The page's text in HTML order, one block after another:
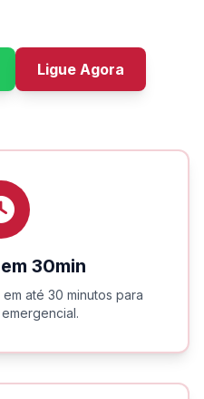
Ligue Agora
30min
em até 30 minutos para